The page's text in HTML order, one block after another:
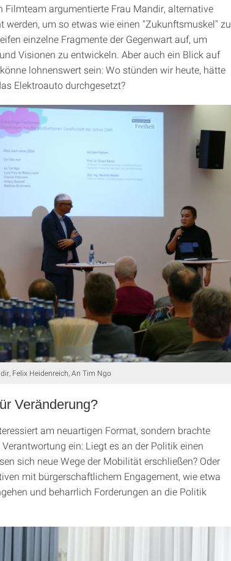
Filmteam argumentierte Frau Mandir, alternative
werden, um so etwas wie einen "Zukunftsmuskel" zu
einzelne Fragmente der Gegenwart auf, um
Visionen zu entwickeln. Aber auch ein Blick auf
lohnenswert sein: Wo stünden wir heute, hätte
Elektroauto durchgesetzt?
Felix Heidenreich, An Tim Ngo
Veränderung?
am neuartigen Format, sondern brachte
ein: Liegt es an der Politik einen
sich neue Wege der Mobilität erschließen? Oder
mit bürgerschaftlichem Engagement, wie etwa
und beharrlich Forderungen an die Politik